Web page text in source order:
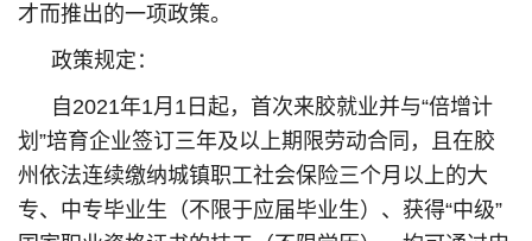
才而推出的一项政策。
政策规定：
自2021年1月1日起，首次来胶就业并与“倍增计
划”培育企业签订三年及以上期限劳动合同，且在胶
州依法连续缴纳城镇职工社会保险三个月以上的大
专、中专毕业生（不限于应届毕业生）、获得“中级”